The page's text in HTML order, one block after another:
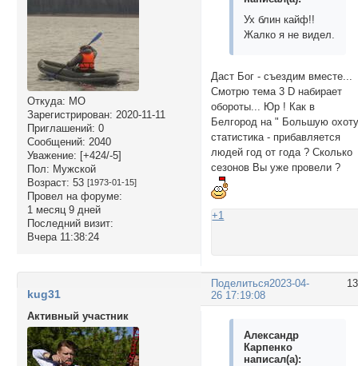
Откуда: МО
Зарегистрирован: 2020-11-11
Приглашений: 0
Сообщений: 2040
Уважение: [+424/-5]
Пол: Мужской
Возраст: 53 [1973-01-15]
Провел на форуме:
1 месяц 9 дней
Последний визит:
Вчера 11:38:24
Ух блин кайф!!
Жалко я не видел.
Даст Бог - съездим вместе...
Смотрю тема 3 D набирает
обороты... Юр ! Как в
Белгород на " Большую
статистика - прибавляется
людей год от года ? Сколько
сезонов Вы уже провели ?
+1
Поделиться2023-04-
26 17:19:08
kug31
Активный участник
Александр
Карпенко
написал(а):